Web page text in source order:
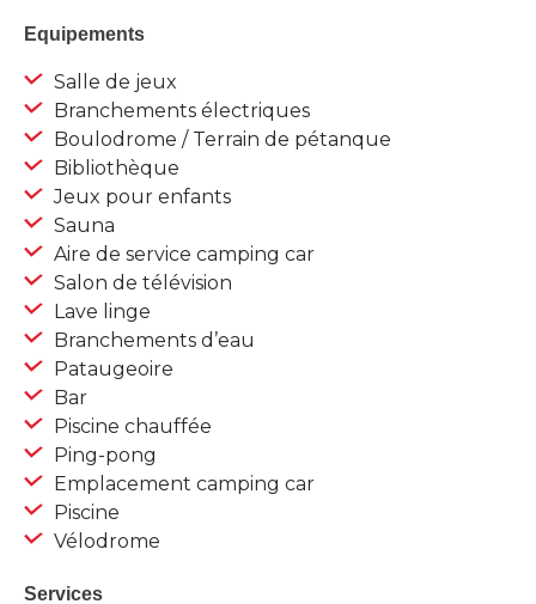
Equipements
Salle de jeux
Branchements électriques
Boulodrome / Terrain de pétanque
Bibliothèque
Jeux pour enfants
Sauna
Aire de service camping car
Salon de télévision
Lave linge
Branchements d’eau
Pataugeoire
Bar
Piscine chauffée
Ping-pong
Emplacement camping car
Piscine
Vélodrome
Services